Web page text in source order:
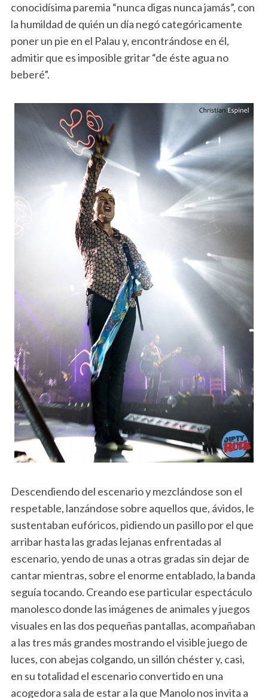
conocidísima paremia “nunca digas nunca jamás”, con
la humildad de quién un día negó categóricamente
poner un pie en el Palau y, encontrándose en él,
admitir que es imposible gritar “de éste agua no
beberé”.
Descendiendo del escenario y mezclándose son el
respetable, lanzándose sobre aquellos que, ávidos, le
sustentaban eufóricos, pidiendo un pasillo por el que
arribar hasta las gradas lejanas enfrentadas al
escenario, yendo de unas a otras gradas sin dejar de
cantar mientras, sobre el enorme entablado, la banda
seguía tocando. Creando ese particular espectáculo
manolesco donde las imágenes de animales y juegos
visuales en las dos pequeñas pantallas, acompañaban
a las tres más grandes mostrando el visible juego de
luces, con abejas colgando, un sillón chéster y, casi,
en su totalidad el escenario convertido en una
acogedora sala de estar a la que Manolo nos invita a